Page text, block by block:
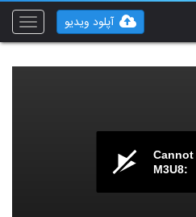
Toggle
آپلود ویدیو
Cannot
M3U8: